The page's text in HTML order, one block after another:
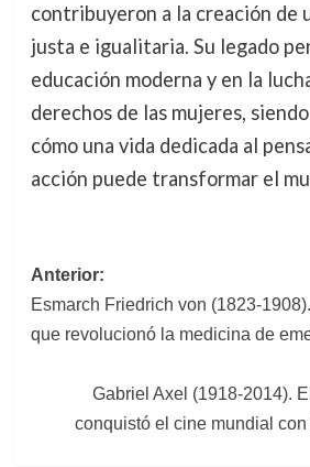
contribuyeron a la creación de
justa e igualitaria. Su legado
educación moderna y en la
derechos de las mujeres,
cómo una vida dedicada al
acción puede transformar el
Navegación
de
entradas
Anterior:
Esmarch Friedrich von (1823-
que revolucionó la medicina de
Gabriel Axel (1918-2014).
conquistó el cine mundial